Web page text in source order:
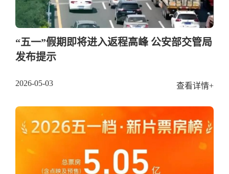
“五一”假期即将进入返程高峰 公安部交管局
发布提示
2026-05-03 查看详情+